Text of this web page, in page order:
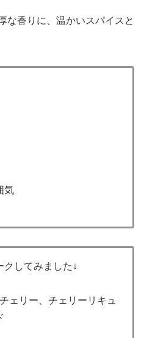
な香りに、温かいスパイスと
気
してみました↓
ェリー、チェリーリキュ